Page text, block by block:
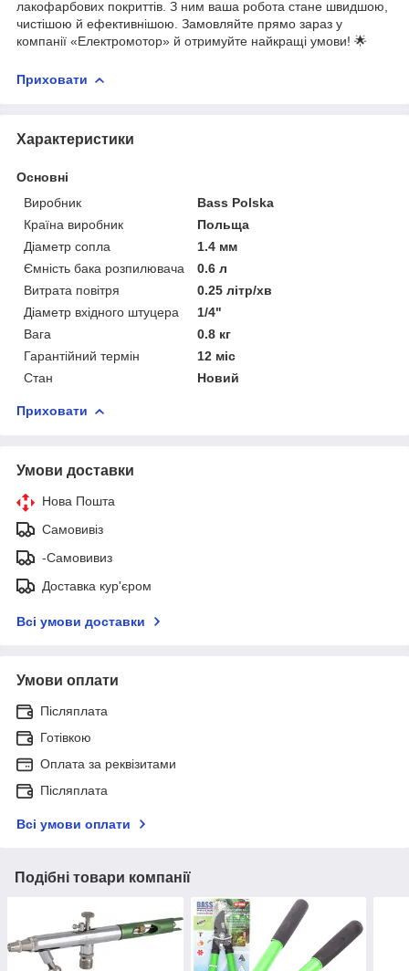
лакофарбових покриттів. З ним ваша робота стане швидшою,
чистішою й ефективнішою. Замовляйте прямо зараз у
компанії «Електромотор» й отримуйте найкращі умови! 🌟
Приховати
Характеристики
Основні
Виробник
Bass Polska
Країна виробник
Польща
Діаметр сопла
1.4 мм
Ємність бака розпилювача
0.6 л
Витрата повітря
0.25 літр/хв
Діаметр вхідного штуцера
1/4"
Вага
0.8 кг
Гарантійний термін
12 міс
Стан
Новий
Приховати
Умови доставки
Нова Пошта
Самовивіз
-Самовивиз
Доставка кур'єром
Всі умови доставки
Умови оплати
Післяплата
Готівкою
Оплата за реквізитами
Післяплата
Всі умови оплати
Подібні товари компанії